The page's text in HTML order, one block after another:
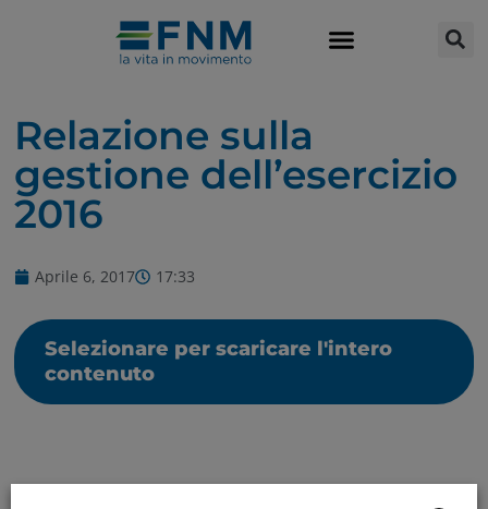
Relazione sulla
gestione dell’esercizio
2016
Aprile 6, 2017 17:33
Selezionare per scaricare l'intero
contenuto